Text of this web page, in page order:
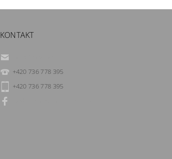
KONTAKT
+420 736 778 395
+420 736 778 395